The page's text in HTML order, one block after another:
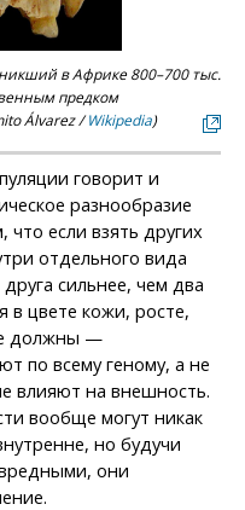
в Африке 800–700 тыс.
предком
Álvarez /Wikipedia)
говорит и
разнообразие
если взять других
отдельного вида
сильнее, чем два
в цвете кожи, росте,
должны —
по всему геному, а не
влияют на внешность.
вообще могут никак
но будучи
они